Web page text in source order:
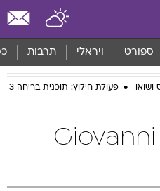
ספורט ויראלי תרבות
ושואו פעולת חילוץ: תוכנית בריחה 3
ג'ובאני ריביסי / Giovanni